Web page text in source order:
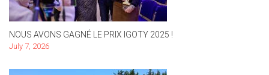
NOUS AVONS GAGNÉ LE PRIX IGOTY 2025 !
July 7, 2026